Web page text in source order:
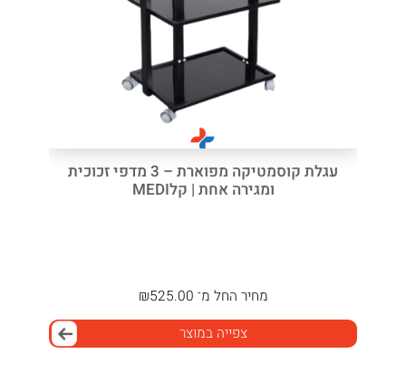
עגלת קוסמטיקה מפוארת – 3 מדפי זכוכית
ומגירה אחת | קלMEDI
מחיר החל מ־ ₪525.00
צפייה במוצר